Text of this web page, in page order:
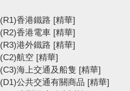
(R1)香港鐵路 [精華]
(R2)香港電車 [精華]
(R3)港外鐵路 [精華]
(C2)航空 [精華]
(C3)海上交通及船隻 [精華]
(D1)公共交通有關商品 [精華]